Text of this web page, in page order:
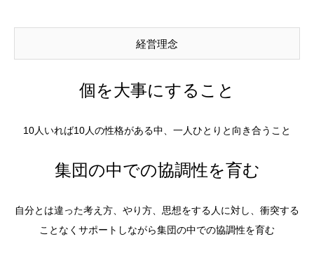
経営理念
個を大事にすること
10人いれば10人の性格がある中、一人ひとりと向き合うこと
集団の中での協調性を育む
自分とは違った考え方、やり方、思想をする人に対し、衝突する
ことなくサポートしながら集団の中での協調性を育む